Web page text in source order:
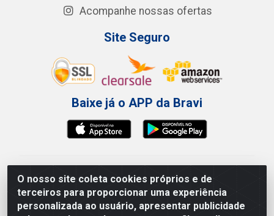
O nosso site coleta cookies próprios e de
terceiros para proporcionar uma experiência
personalizada ao usuário, apresentar publicidade
Acompanhe nossas ofertas
Site Seguro
Baixe já o APP da Bravi
Bravi Consumíveis de Higiene e Descartáveis EIRELI -
CNPJ 19.457.137/0001-06
Av. Sul Gov. Cid Sampaio, 3125 - Galpão 000A -
Imbiribeira - Recife/PE - CEP 51.150-010